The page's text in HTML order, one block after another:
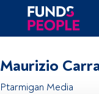
Maurizio
Ptarmigan Media